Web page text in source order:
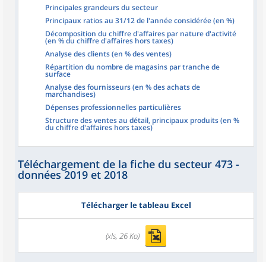
Principales grandeurs du secteur
Principaux ratios au 31/12 de l'année considérée (en %)
Décomposition du chiffre d'affaires par nature d'activité
(en % du chiffre d'affaires hors taxes)
Analyse des clients (en % des ventes)
Répartition du nombre de magasins par tranche de
surface
Analyse des fournisseurs (en % des achats de
marchandises)
Dépenses professionnelles particulières
Structure des ventes au détail, principaux produits (en %
du chiffre d'affaires hors taxes)
Téléchargement de la fiche du secteur 473 -
données 2019 et 2018
Télécharger le tableau Excel
(xls, 26 Ko)